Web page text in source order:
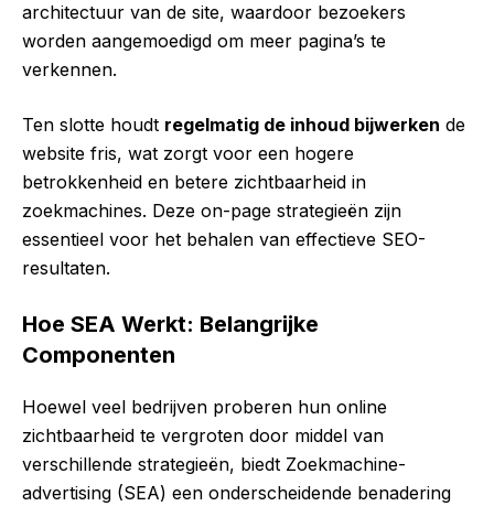
architectuur van de site, waardoor bezoekers
worden aangemoedigd om meer pagina’s te
verkennen.
Ten slotte houdt regelmatig de inhoud bijwerken de
website fris, wat zorgt voor een hogere
betrokkenheid en betere zichtbaarheid in
zoekmachines. Deze on-page strategieën zijn
essentieel voor het behalen van effectieve SEO-
resultaten.
Hoe SEA Werkt: Belangrijke
Componenten
Hoewel veel bedrijven proberen hun online
zichtbaarheid te vergroten door middel van
verschillende strategieën, biedt Zoekmachine-
advertising (SEA) een onderscheidende benadering